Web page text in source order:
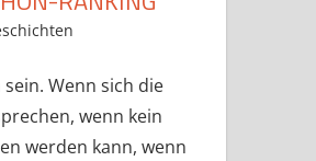
Wenn sich die
wenn kein
werden kann, wenn